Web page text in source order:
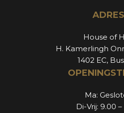
ADRES
House of
H. Kamerlingh
1402 EC,
Ma:
Di-Vrij: 9.00 –